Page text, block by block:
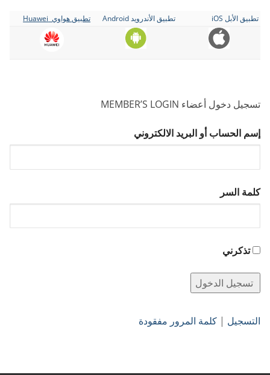
تطبيق الأبل iOS تطبيق الأندرويد Android تطبيق هواوي Huawei
تسجيل دخول أعضاء MEMBER’S LOGIN
إسم الحساب أو البريد الالكتروني
كلمة السر
تذكرني
التسجيل | كلمة المرور مفقودة